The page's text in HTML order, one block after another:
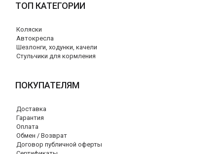
ТОП КАТЕГОРИИ
Коляски
Автокресла
Шезлонги, ходунки, качели
Стульчики для кормления
ПОКУПАТЕЛЯМ
Доставка
Гарантия
Оплата
Обмен / Возврат
Договор публичной оферты